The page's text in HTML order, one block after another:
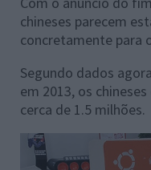
chineses parecem
concretamente para
Segundo dados
em 2013, os
cerca de 1.5 milhões.